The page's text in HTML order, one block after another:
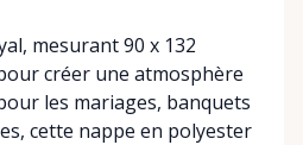
mesurant 90 x 132
créer une atmosphère
les mariages, banquets
cette nappe en polyester